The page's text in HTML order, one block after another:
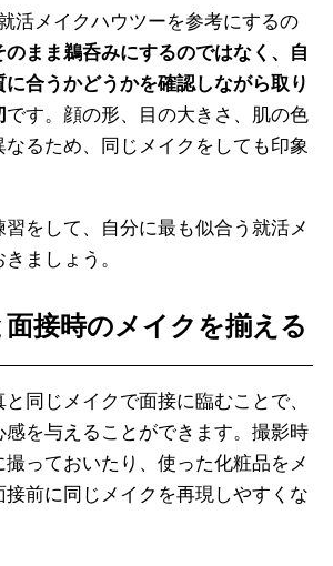
活メイクハウツーを参考にするの
のまま鵜呑みにするのではなく、自
合うかどうかを確認しながら取り
です。顔の形、目の大きさ、肌の色
るため、同じメイクをしても印象
をして、自分に最も似合う就活メ
ましょう。
接時のメイクを揃える
同じメイクで面接に臨むことで、
を与えることができます。撮影時
っておいたり、使った化粧品をメ
接前に同じメイクを再現しやすくな